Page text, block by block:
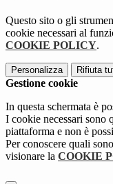
Questo sito o gli
cookie necessari al
COOKIE POLICY.
Personalizza Rifiuta
Gestione cookie
In questa schermata è
I cookie necessari sono
piattaforma e non è
Per conoscere quali
visionare la COOKIE